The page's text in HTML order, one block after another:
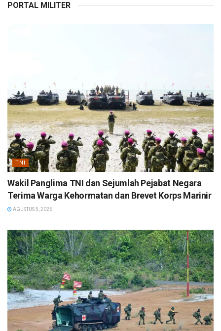
PORTAL MILITER
TNI
Wakil Panglima TNI dan Sejumlah Pejabat Negara
Terima Warga Kehormatan dan Brevet Korps Marinir
AGUSTUS 5, 2026